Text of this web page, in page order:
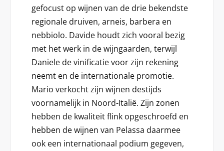
gefocust op wijnen van de drie bekendste
regionale druiven, arneis, barbera en
nebbiolo. Davide houdt zich vooral bezig
met het werk in de wijngaarden, terwijl
Daniele de vinificatie voor zijn rekening
neemt en de internationale promotie.
Mario verkocht zijn wijnen destijds
voornamelijk in Noord-Italië. Zijn zonen
hebben de kwaliteit flink opgeschroefd en
hebben de wijnen van Pelassa daarmee
ook een internationaal podium gegeven,